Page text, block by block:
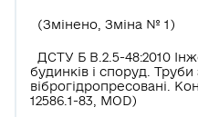
(Змінено, Зміна № 1)
ДСТУ Б В.2.5-48:2010
будинків і споруд. Труби
віброгідропресовані.
12586.1-83, MOD)